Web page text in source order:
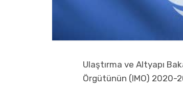
Ulaştırma ve Altyapı
Örgütünün (IMO) 2020-